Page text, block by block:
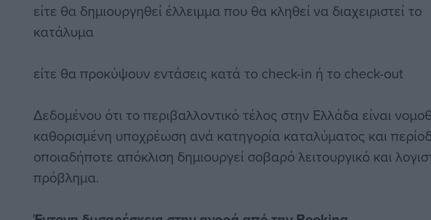
είτε θα δημιουργηθεί έλλειμμα που θα κληθεί να διαχειριστεί το
κατάλυμα
είτε θα προκύψουν εντάσεις κατά το check-in ή το check-out
Δεδομένου ότι το περιβαλλοντικό τέλος στην Ελλάδα είναι
καθορισμένη υποχρέωση ανά κατηγορία καταλύματος και
οποιαδήποτε απόκλιση δημιουργεί σοβαρό λειτουργικό και
πρόβλημα.